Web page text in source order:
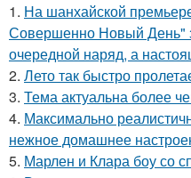
1. На шанхайской
Совершенно Новый День"
очередной наряд, а
2. Лето так быстро
3. Тема актуальна более
4. Максимально
нежное домашнее
5. Марлен и Клара боу со